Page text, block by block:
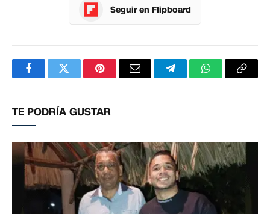
Seguir en Flipboard
FacebookTwitterPinterestCorreoTelegramWhatsApp
TE PODRÍA GUSTAR